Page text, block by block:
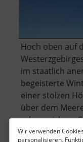
Wir verwenden
personalisieren,
Hoch oben auf
im staatlich
begeisterte
einer stolzen
über dem
schneesichere
weiterlesenüber